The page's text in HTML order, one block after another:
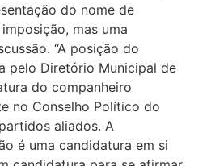
do nome de
mas uma
“A posição do
pelo Diretório Municipal de
do companheiro
no Conselho Político do
aliados. A
é uma candidatura em si